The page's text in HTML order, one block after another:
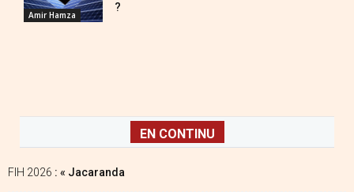
Amir Hamza
?
EN CONTINU
FIH 2026 : « Jacaranda